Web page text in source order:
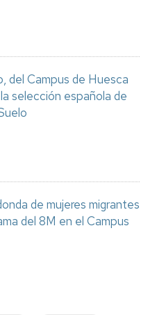
del Campus de Huesca
selección española de
de mujeres migrantes
del 8M en el Campus